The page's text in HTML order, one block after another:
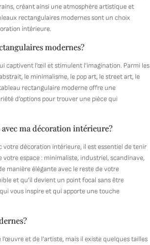
créant ainsi une atmosphère artistique et
rectangulaires modernes sont un choix
intérieure.
modernes?
captivent l’œil et stimulent l’imagination. Parmi les
le minimalisme, le pop art, le street art, le
rectangulaire moderne offre une
d’options pour trouver une pièce qui
ma décoration intérieure?
votre décoration intérieure, il est essentiel de tenir
espace : minimaliste, industriel, scandinave,
manière élégante avec le reste de votre
et qu’il devient un point focal sans être
vous inspire et qui apporte une touche
et de l’artiste, mais il existe quelques tailles